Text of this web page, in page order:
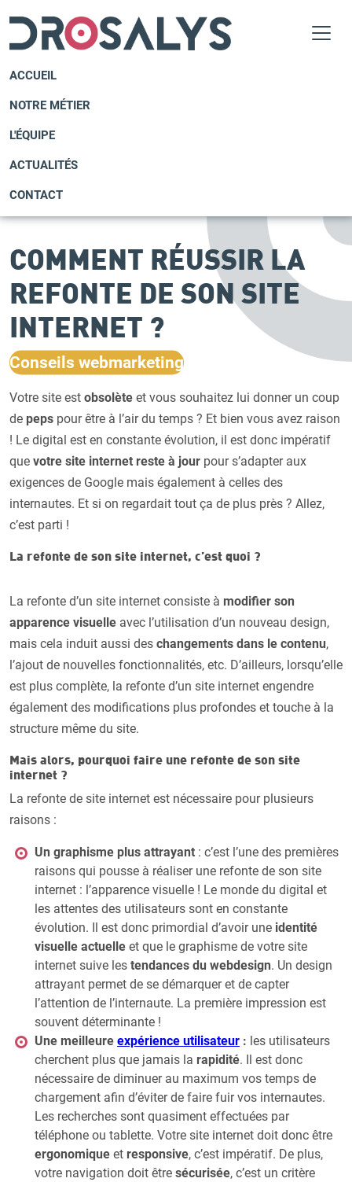
ACCUEIL
NOTRE MÉTIER
L'ÉQUIPE
ACTUALITÉS
CONTACT
COMMENT RÉUSSIR LA
REFONTE DE SON SITE
INTERNET ?
Conseils webmarketing
Votre site est obsolète et vous souhaitez lui donner un coup
de peps pour être à l’air du temps ? Et bien vous avez raison
! Le digital est en constante évolution, il est donc impératif
que votre site internet reste à jour pour s’adapter aux
exigences de Google mais également à celles des
internautes. Et si on regardait tout ça de plus près ? Allez,
c’est parti !
La refonte de son site internet, c’est quoi ?
La refonte d’un site internet consiste à modifier son
apparence visuelle avec l’utilisation d’un nouveau design,
mais cela induit aussi des changements dans le contenu,
l’ajout de nouvelles fonctionnalités, etc. D’ailleurs, lorsqu’elle
est plus complète, la refonte d’un site internet engendre
également des modifications plus profondes et touche à la
structure même du site.
Mais alors, pourquoi faire une refonte de son site
internet ?
La refonte de site internet est nécessaire pour plusieurs
raisons :
Un graphisme plus attrayant : c’est l’une des premières
raisons qui pousse à réaliser une refonte de son site
internet : l’apparence visuelle ! Le monde du digital et
les attentes des utilisateurs sont en constante
évolution. Il est donc primordial d’avoir une identité
visuelle actuelle et que le graphisme de votre site
internet suive les tendances du webdesign. Un design
attrayant permet de se démarquer et de capter
l’attention de l’internaute. La première impression est
souvent déterminante !
Une meilleure expérience utilisateur : les utilisateurs
cherchent plus que jamais la rapidité. Il est donc
nécessaire de diminuer au maximum vos temps de
chargement afin d’éviter de faire fuir vos internautes.
Les recherches sont quasiment effectuées par
téléphone ou tablette. Votre site internet doit donc être
ergonomique et responsive, c’est impératif. De plus,
votre navigation doit être sécurisée, c’est un critère